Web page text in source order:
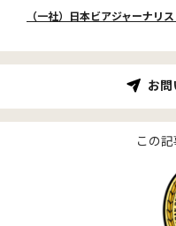
（一社）日本ビアジャーナリ
お問
この